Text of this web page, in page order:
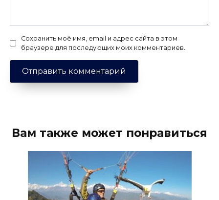
Сохранить моё имя, email и адрес сайта в этом
браузере для последующих моих комментариев.
Вам также может понравиться